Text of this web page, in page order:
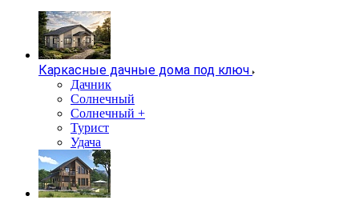
Каркасные дачные дома под ключ
Дачник
Солнечный
Солнечный +
Турист
Удача